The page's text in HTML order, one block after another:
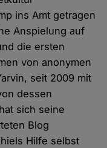
ins Amt getragen
Anspielung auf
die ersten
von anonymen
seit 2009 mit
dessen
sich seine
Blog
Hilfe selbst